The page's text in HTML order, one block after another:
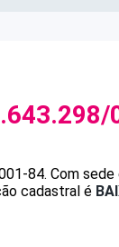
84. Com sede
cadastral é